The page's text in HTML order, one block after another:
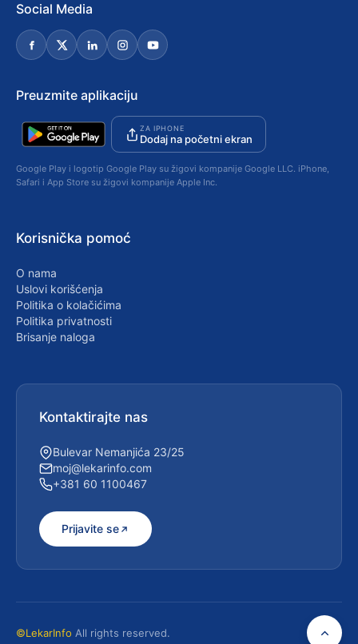
Social Media
Preuzmite aplikaciju
ZA IPHONE
Dodaj na početni ekran
Google Play i logotip Google Play su žigovi kompanije Google LLC. iPhone,
Safari i App Store su žigovi kompanije Apple Inc.
Korisnička pomoć
O nama
Uslovi korišćenja
Politika o kolačićima
Politika privatnosti
Brisanje naloga
Kontaktirajte nas
Bulevar Nemanjića 23/25
moj@lekarinfo.com
+381 60 1100467
Prijavite se
©LekarInfo All rights reserved.